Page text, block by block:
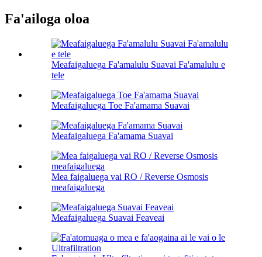
Fa'ailoga oloa
Meafaigaluega Fa'amalulu Suavai Fa'amalulu e
tele
Meafaigaluega Toe Fa'amama Suavai
Meafaigaluega Fa'amama Suavai
Mea faigaluega vai RO / Reverse Osmosis
meafaigaluega
Meafaigaluega Suavai Feaveai